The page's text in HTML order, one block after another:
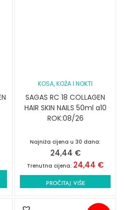
KOSA, KOŽA I NOKTI
SAGAS RC 18 COLLAGEN
HAIR SKIN NAILS 50ml a10
ROK:08/26
Najniža cijena u 30 dana:
24,44 €
Trenutna cijena: 24,44 €
PROČITAJ VIŠE